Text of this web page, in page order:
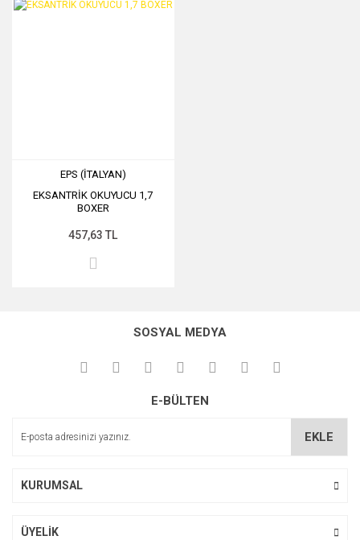
EPS (İTALYAN)
EKSANTRİK OKUYUCU 1,7
BOXER
457,63 TL
SOSYAL MEDYA
E-BÜLTEN
EKLE
KURUMSAL
ÜYELİK